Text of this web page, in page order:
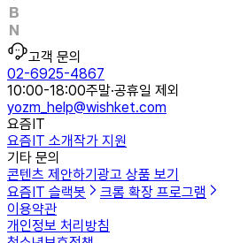
고객 문의
02-6925-4867
10:00-18:00주말·공휴일 제외
yozm_help@wishket.com
요즘IT
요즘IT 소개작가 지원
기타 문의
콘텐츠 제안하기 광고 상품 보기
요즘IT 슬랙봇
크롬 확장 프로그램
이용약관
개인정보 처리방침